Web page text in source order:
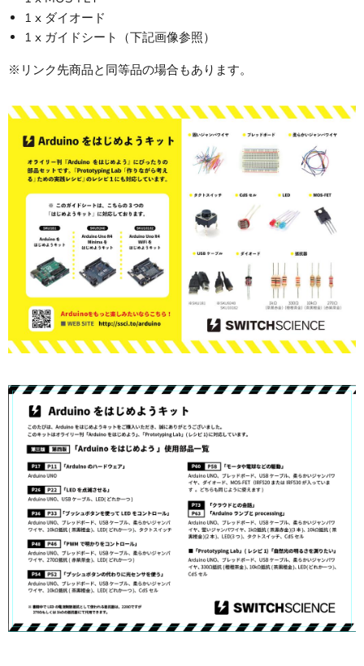
1 x ダイオード
1 x ガイドシート（下記画像参照）
※リンク先商品と同等品の場合もあります。